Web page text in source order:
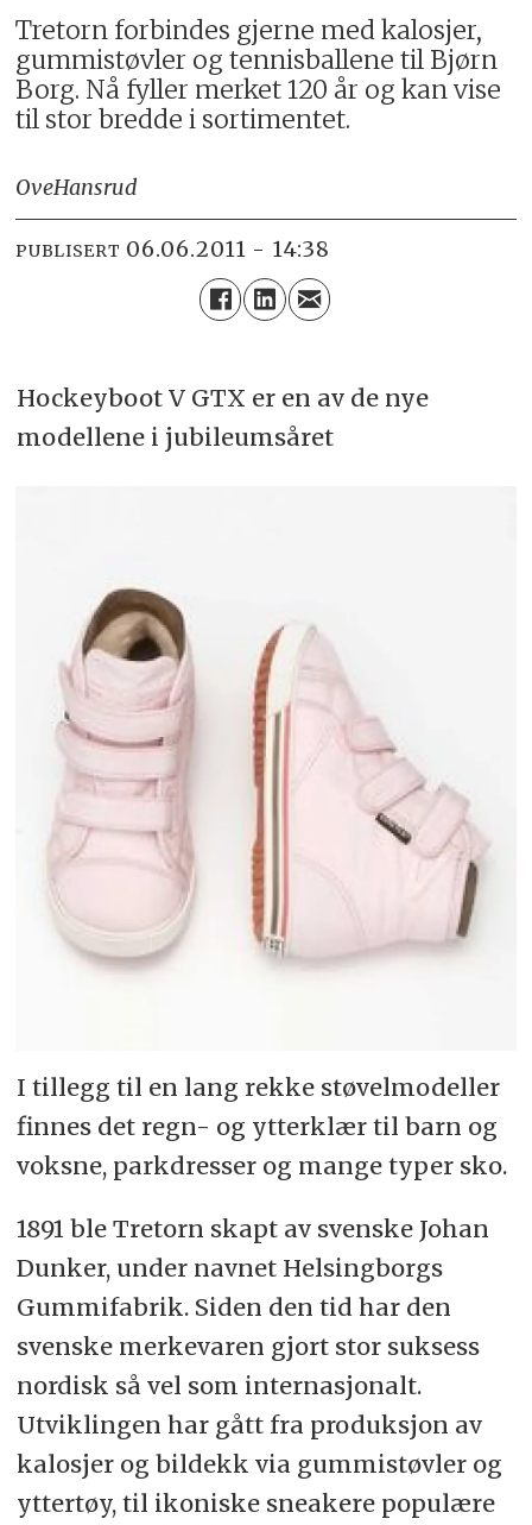
Tretorn forbindes gjerne med kalosjer,
gummistøvler og tennisballene til Bjørn
Borg. Nå fyller merket 120 år og kan vise
til stor bredde i sortimentet.
OveHansrud
PUBLISERT 06.06.2011 - 14:38
Hockeyboot V GTX er en av de nye
modellene i jubileumsåret
I tillegg til en lang rekke støvelmodeller
finnes det regn- og ytterklær til barn og
voksne, parkdresser og mange typer sko.
1891 ble Tretorn skapt av svenske Johan
Dunker, under navnet Helsingborgs
Gummifabrik. Siden den tid har den
svenske merkevaren gjort stor suksess
nordisk så vel som internasjonalt.
Utviklingen har gått fra produksjon av
kalosjer og bildekk via gummistøvler og
yttertøy, til ikoniske sneakere populære